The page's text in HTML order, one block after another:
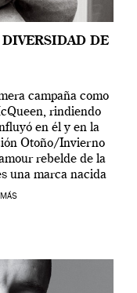
DE
campaña como
rindiendo
en él y en la
Otoño/Invierno
rebelde de la
una marca nacida
ha […]